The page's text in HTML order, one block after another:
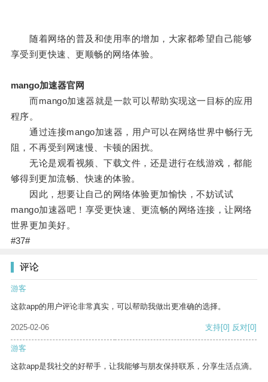
随着网络的普及和使用率的增加，大家都希望自己能够
享受到更快速、更顺畅的网络体验。
mango加速器官网
而mango加速器就是一款可以帮助实现这一目标的应用
程序。
通过连接mango加速器，用户可以在网络世界中畅行无
阻，不再受到网速慢、卡顿的困扰。
无论是观看视频、下载文件，还是进行在线游戏，都能
够得到更加流畅、快速的体验。
因此，想要让自己的网络体验更加愉快，不妨试试
mango加速器吧！享受更快速、更流畅的网络连接，让网络
世界更加美好。
#37#
评论
游客
这款app的用户评论非常真实，可以帮助我做出更准确的选择。
2025-02-06 支持[0] 反对[0]
游客
这款app是我社交的好帮手，让我能够与朋友保持联系，分享生活点滴。